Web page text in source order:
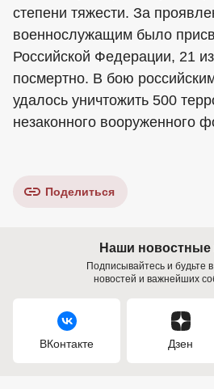
степени тяжести. За
военнослужащим было
Российской Федерации, 21
посмертно. В бою
удалось уничтожить 500
незаконного вооруженного
Поделиться
Наши новостные
Подписывайтесь и будьте
новостей и важнейших
ВКонтакте Дзен